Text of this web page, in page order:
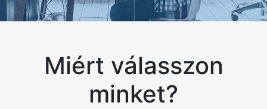
Miért válasszon
minket?